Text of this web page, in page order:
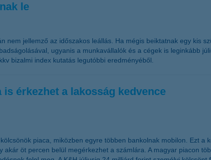
le
nem jellemző az időszakos leállás. Ha mégis beiktatnak egy kis
ugyanis a munkavállalók és a cégek is leginkább
bizalmi index kutatás legutóbbi eredményéből.
érkezhet a lakosság kedvence
piaca, miközben egyre többen bankolnak mobilon. Ezt
akár öt percen belül megérkezhet a számlára. A magyar piacon